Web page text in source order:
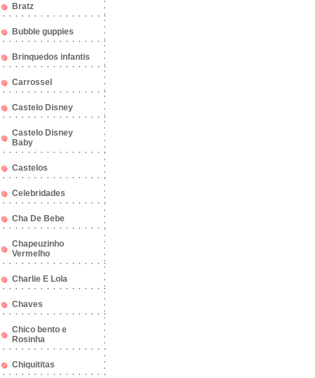
Bratz
Bubble guppies
Brinquedos infantis
Carrossel
Castelo Disney
Castelo Disney
Baby
Castelos
Celebridades
Cha De Bebe
Chapeuzinho
Vermelho
Charlie E Lola
Chaves
Chico bento e
Rosinha
Chiquititas